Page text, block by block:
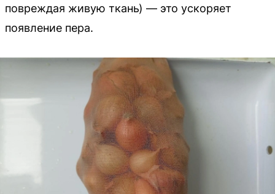
повреждая живую ткань) — это ускоряет
появление пера.